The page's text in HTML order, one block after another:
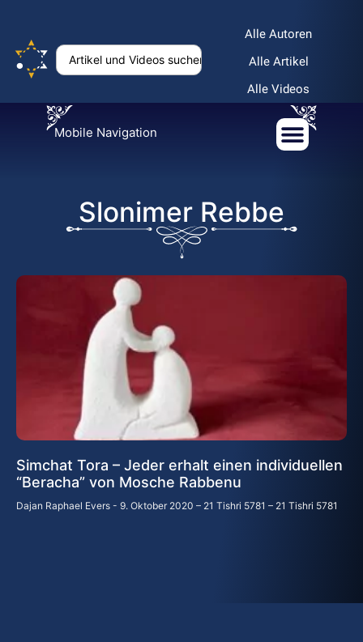
Alle Autoren
Alle Artikel
Alle Videos
Mobile Navigation
Slonimer Rebbe
Simchat Tora – Jeder erhalt einen individuellen
“Beracha” von Mosche Rabbenu
Dajan Raphael Evers 9. Oktober 2020 – 21 Tishri 5781 – 21 Tishri 5781